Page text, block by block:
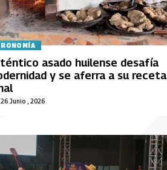
Junio , 2026
asado huilense desafía
y se aferra a su receta